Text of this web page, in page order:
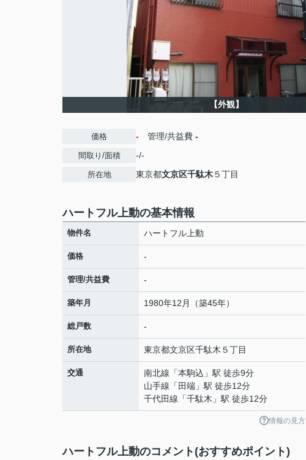
【外観】
価格 - 管理/共益費 -
間取り/面積 -/-
所在地 東京都文京区千駄木５丁目
ハートフル上動の基本情報
物件名 ハートフル上動
価格 -
管理/共益費 -
築年月 1980年12月（築45年）
総戸数 -
所在地 東京都文京区千駄木 ５丁目
交通 南北線 「本駒込 」駅 徒歩9分
山手線 「 田端 」駅 徒歩12分
千代田線 「千駄木 」駅 徒歩12分
情報の見方
ハートフル上動のコメント(おすすめポイント)